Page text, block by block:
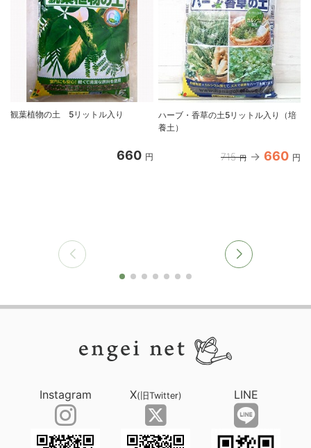
観葉植物の土 5リットル入り
660 円
ハーブ・香草の土5リットル入り（培
養土）
715 円 660 円
Instagram X(旧Twitter) LINE